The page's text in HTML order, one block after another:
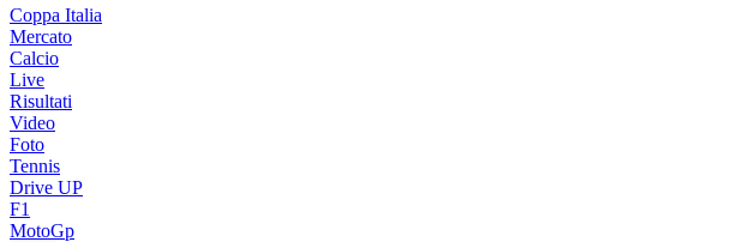
Coppa Italia
Mercato
Calcio
Live
Risultati
Video
Foto
Tennis
Drive UP
F1
MotoGp